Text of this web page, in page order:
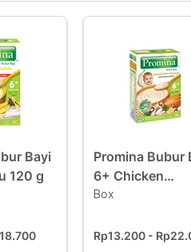
Bayi
120 g
Promina Bubur
6+ Chicken
Mushroom 120 g
Box
Rp13.200 -